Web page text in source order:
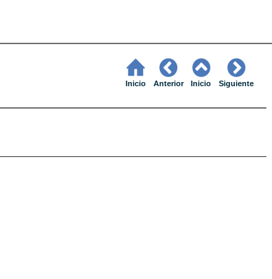
Inicio Anterior Inicio Siguiente